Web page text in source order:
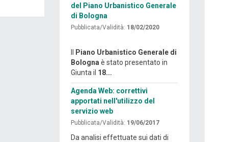
del Piano Urbanistico Generale
di Bologna
Pubblicata/Validità: 18/02/2020
Piano Urbanistico Generale di
Bologna è stato presentato in
Giunta il 18...
Agenda Web: correttivi
apportati nell'utilizzo del
servizio web
Pubblicata/Validità: 19/06/2017
Da analisi effettuate sui dati di